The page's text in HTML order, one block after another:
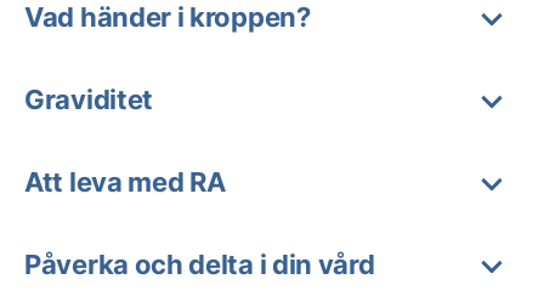
Vad händer i kroppen?
Graviditet
Att leva med RA
Påverka och delta i din vård